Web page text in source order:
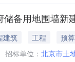
备用地围墙新
建筑 工程
预
招标单位： 北京市土